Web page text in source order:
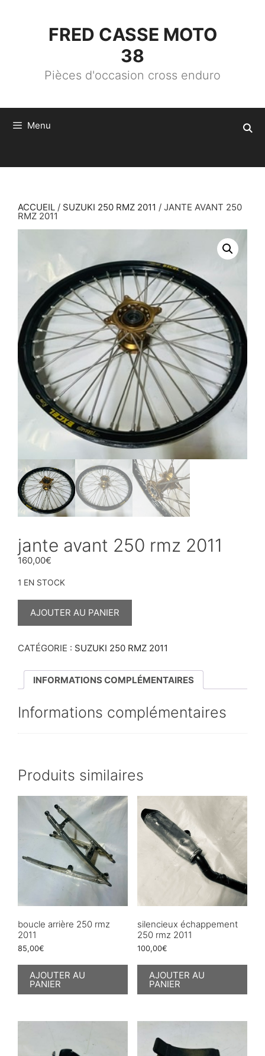
FRED CASSE MOTO
38
Pièces d'occasion cross enduro
Menu
ACCUEIL / SUZUKI 250 RMZ 2011 / JANTE AVANT 250
RMZ 2011
jante avant 250 rmz 2011
160,00€
1 EN STOCK
QUANTITÉ
RMZ
AJOUTER AU PANIER
CATÉGORIE : SUZUKI 250 RMZ 2011
INFORMATIONS COMPLÉMENTAIRES
Informations complémentaires
Produits similaires
boucle arrière 250 rmz
2011
85,00€
AJOUTER AU
PANIER
silencieux échappement
250 rmz 2011
100,00€
AJOUTER AU
PANIER